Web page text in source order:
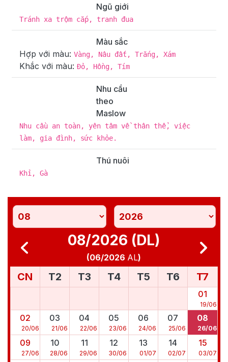
Ngũ giới
Tránh xa trộm cắp, tranh đua
Màu sắc
Hợp với màu: Vàng, Nâu đất, Trắng, Xám
Khắc với màu: Đỏ, Hồng, Tím
Nhu cầu
theo
Maslow
Nhu cầu an toàn, yên tâm về thân thể, việc
làm, gia đình, sức khỏe.
Thú nuôi
Khỉ, Gà
08/2026 (DL)
(06/2026 AL)
CN T2 T3 T4 T5 T6 T7
01
19/06
02
20/06
03
21/06
04
22/06
05
23/06
06
24/06
07
25/06
08
26/06
09
27/06
10
28/06
11
29/06
12
30/06
13
01/07
14
02/07
15
03/07